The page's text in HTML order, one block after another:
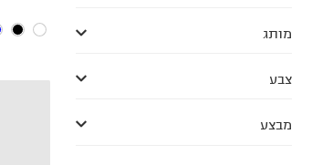
מותג
צבע
מבצע